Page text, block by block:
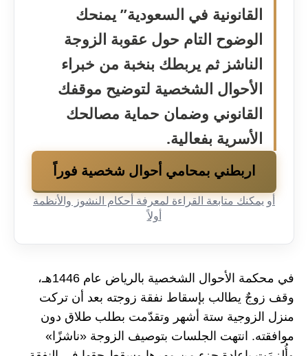
القانونية في السعودية” يمنحك
الوضوح التام حول عقوبة الزوجة
الناشز ثم يربطك بنخبة من خبراء
الأحوال الشخصية لتوضيح موقفك
القانوني وضمان حماية مصالحك
الأسرية بفعالية.
اربطني بمحامي أحوال شخصية فوراً
أو يمكنك متابعة القراءة لمعرفة أحكام النشوز والأنظمة
أولاً
في محكمة الأحوال الشخصية بالرياض عام 1446هـ،
وقف زوجٌ يطالب بإسقاط نفقة زوجته بعد أن تركت
منزل الزوجية ستة أشهر وتقدّمت بطلب طلاق دون
موافقته. انتهت الجلسات بتوصيف الزوجة «ناشزًا»